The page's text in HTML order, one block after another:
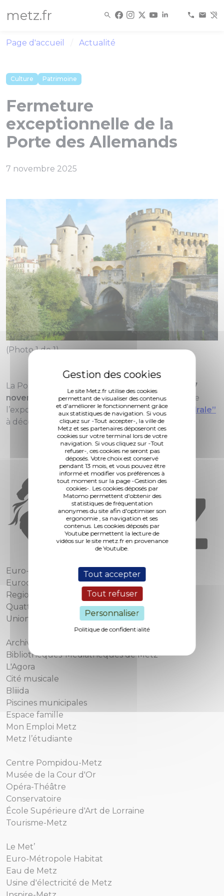
Le site Metz.fr utilise des cookies
permettant de visualiser des contenus
et d'améliorer le fonctionnement grâce
aux statistiques de navigation. Si vous
cliquez sur -Tout accepter-, la ville de
Metz et ses partenaires déposeront ces
cookies sur votre terminal lors de votre
navigation. Si vous cliquez sur -Tout
refuser-, ces cookies ne seront pas
déposés. Votre choix est conservé
pendant 13 mois, et vous pouvez être
informé et modifier vos préférences à
tout moment sur la page -Gestion des
cookies-. Les cookies déposés par
Matomo permettent d'obtenir des
statistiques de fréquentation
anonymes du site afin d'optimiser son
ergonomie , sa navigation et ses
contenus. Les cookies déposés par
Youtube permettent la lecture de
vidéos sur le site metz.fr en provenance
de Youtube.
Tout accepter
Tout refuser
Personnaliser
Politique de confidentialité
metz.fr
Page d'accueil Actualité
Culture Patrimoine
Fermeture
exceptionnelle de la
Porte des Allemands
7 novembre 2025
(Photo 1 de 1)
La Porte des Allemands sera fermée
du 10 au 27
novembre 2025 inclusen raison du montage de
l’exposition
Il n'y a pas que Chagall à la Cathédrale”
à découvrir à compter du 28 novembre !
Euro-Métropole de Metz
Eurodépartement de Moselle
Region Grand Est
Quattropole
Union européenne
Archives municipales
Bibliothèques-Médiathèques de Metz
L'Agora
Cité musicale
Bliiida
Piscines municipales
Espace famille
Mon Emploi Metz
Metz l’étudiante
Centre Pompidou-Metz
Musée de la Cour d'Or
Opéra-Théâtre
Conservatoire
École Supérieure d'Art de Lorraine
Tourisme-Metz
Le Met’
Euro-Métropole Habitat
Eau de Metz
Usine d'électricité de Metz